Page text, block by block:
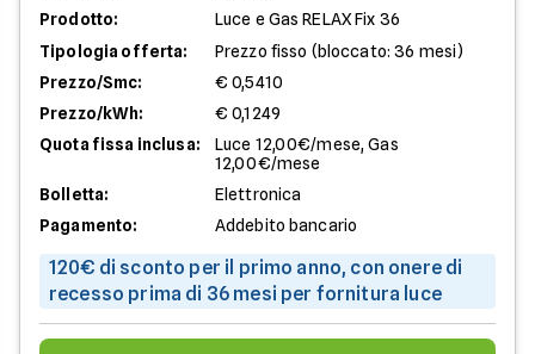
Prodotto:
Luce e Gas RELAX Fix 36
Tipologia offerta:
Prezzo fisso (bloccato: 36 mesi)
Prezzo/Smc:
€ 0,5410
Prezzo/kWh:
€ 0,1249
Quota fissa inclusa:
Luce 12,00€/mese, Gas
12,00€/mese
Bolletta:
Elettronica
Pagamento:
Addebito bancario
120€ di sconto per il primo anno, con onere di
recesso prima di 36 mesi per fornitura luce